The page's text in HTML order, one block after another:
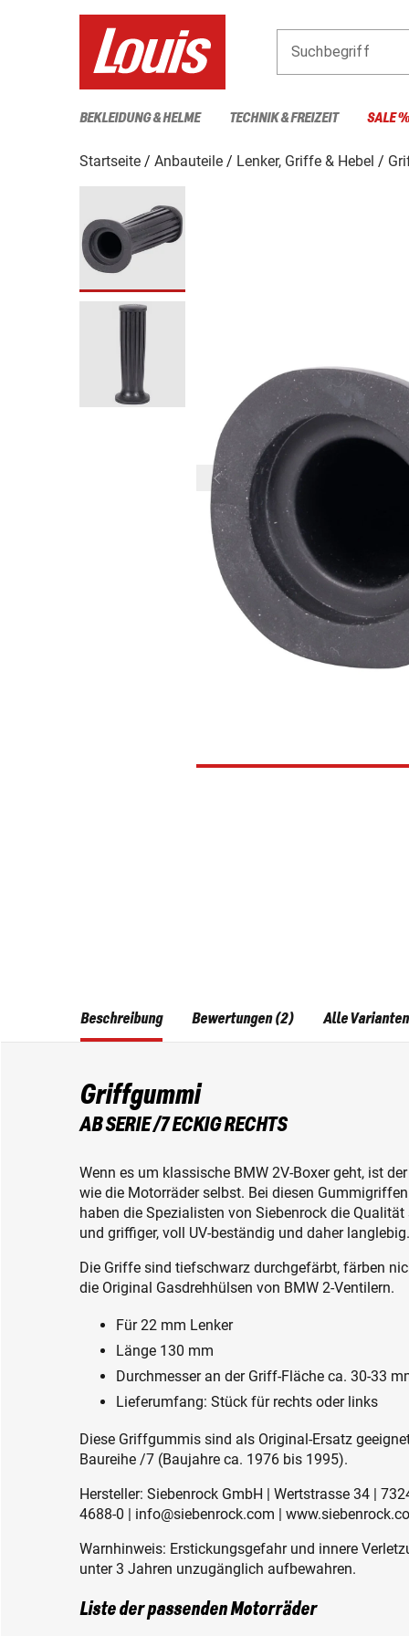
Suchbegriff
BEKLEIDUNG & HELME TECHNIK & FREIZEIT SALE %
Startseite Anbauteile Lenker, Griffe & Hebel
Beschreibung
Griffgummi
AB SERIE /7 ECKIG RECHTS
Wenn es um klassische BMW 2V-Boxer geht, ist
wie die Motorräder selbst. Bei diesen
haben die Spezialisten von Siebenrock die
und griffiger, voll UV-beständig und daher langlebig.
Die Griffe sind tiefschwarz durchgefärbt, färben
die Original Gasdrehhülsen von BMW 2-Ventilern.
Für 22 mm Lenker
Länge 130 mm
Durchmesser an der Griff-Fläche ca. 30-33
Lieferumfang: Stück für rechts oder links
Diese Griffgummis sind als Original-Ersatz
Baureihe /7 (Baujahre ca. 1976 bis 1995).
Hersteller: Siebenrock GmbH | Wertstrasse 34 |
4688-0 | info@siebenrock.com |
Warnhinweis: Erstickungsgefahr und innere
unter 3 Jahren unzugänglich aufbewahren.
Liste der passenden Motorräder
Bewertungen (2) Alle Varianten